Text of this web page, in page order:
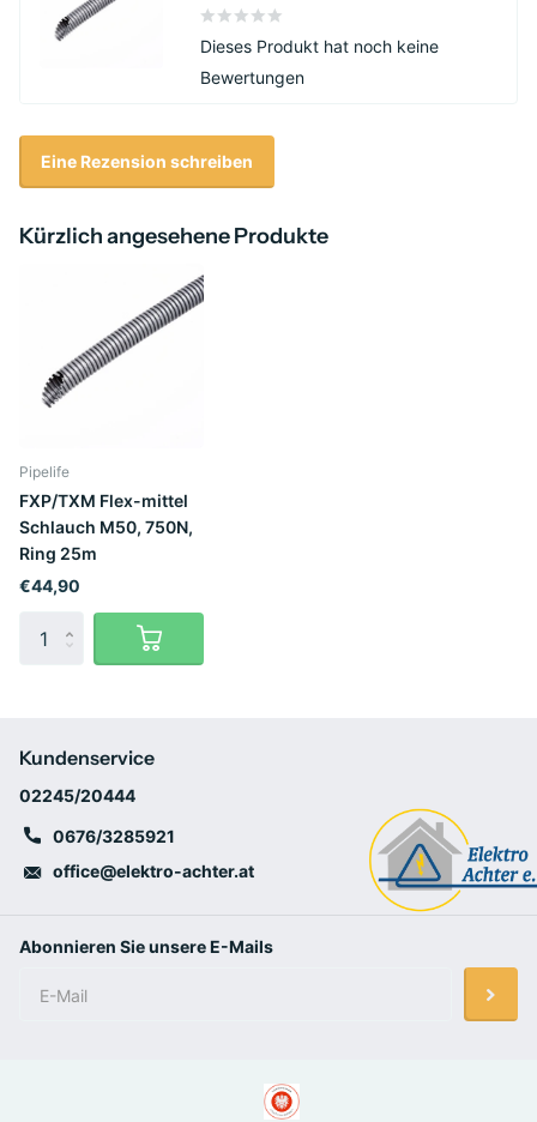
Dieses Produkt hat noch keine
Bewertungen
Eine Rezension schreiben
Kürzlich angesehene Produkte
Pipelife
FXP/TXM Flex-mittel
Schlauch M50, 750N,
Ring 25m
€44,90
Kundenservice
02245/20444
0676/3285921
office@elektro-achter.at
Abonnieren Sie unsere E-Mails